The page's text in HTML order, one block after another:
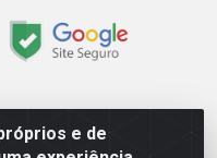
e de
Senador Queiróz, 274